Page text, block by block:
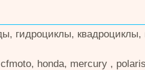
гидроциклы,
honda, mercury ,